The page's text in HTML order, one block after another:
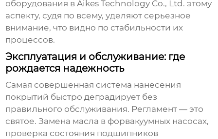
оборудования в Aikes Technology Co., Ltd. этому
аспекту, судя по всему, уделяют серьезное
внимание, что видно по стабильности их
процессов.
Эксплуатация и обслуживание: где
рождается надежность
Самая совершенная система нанесения
покрытий быстро деградирует без
правильного обслуживания. Регламент — это
святое. Замена масла в форвакуумных насосах,
проверка состояния подшипников